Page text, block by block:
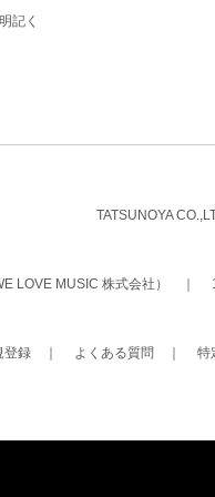
記く
TATSUNOYA
LOVE MUSIC 株式会社）
登録 よくある質問 特